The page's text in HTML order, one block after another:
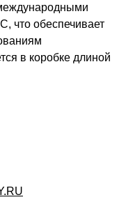
что обеспечивает
в коробке длиной